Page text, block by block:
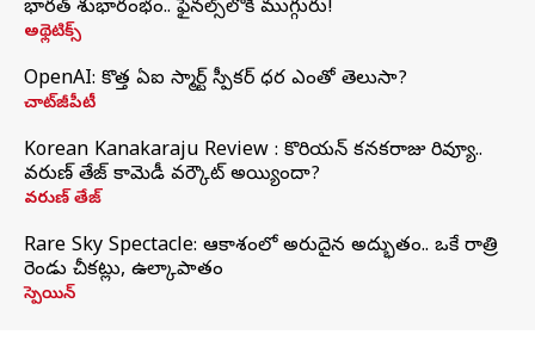
భారత్‌ శుభారంభం.. ఫైనల్స్‌లోకి ముగ్గురు!
అథ్లెటిక్స్
OpenAI: కొత్త ఏఐ స్మార్ట్ స్పీకర్ ధర ఎంతో తెలుసా?
చాట్‌జీపీటీ
Korean Kanakaraju Review : కొరియన్ కనకరాజు రివ్యూ..
వరుణ్ తేజ్ కామెడీ వర్కౌట్ అయ్యిందా?
వరుణ్ తేజ్
Rare Sky Spectacle: ఆకాశంలో అరుదైన అద్భుతం.. ఒకే రాత్రి
రెండు చీకట్లు, ఉల్కాపాతం
స్పెయిన్